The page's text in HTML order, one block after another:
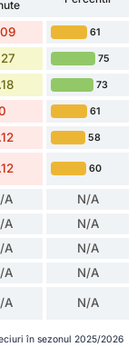
61
75
73
61
58
60
A N/A
A N/A
A N/A
A N/A
A N/A
în sezonul 2025/2026